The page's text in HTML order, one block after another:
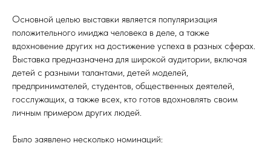
Основной целью выставки является популяризация
положительного имиджа человека в деле, а также
вдохновение других на достижение успеха в разных сферах.
Выставка предназначена для широкой аудитории, включая
детей с разными талантами, детей моделей,
предпринимателей, студентов, общественных деятелей,
госслужащих, а также всех, кто готов вдохновлять своим
личным примером других людей.
Было заявлено несколько номинаций: